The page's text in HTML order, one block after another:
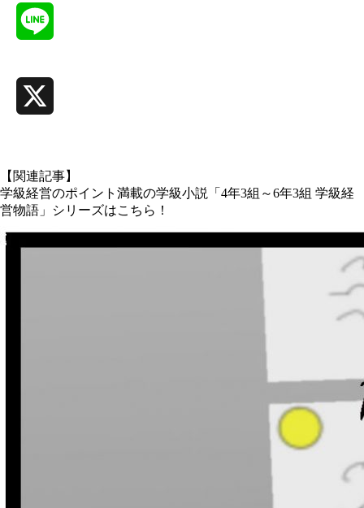
【関連記事】
学級経営のポイント満載の学級小説「4年3組～6年3組 学級経
営物語」シリーズはこちら！